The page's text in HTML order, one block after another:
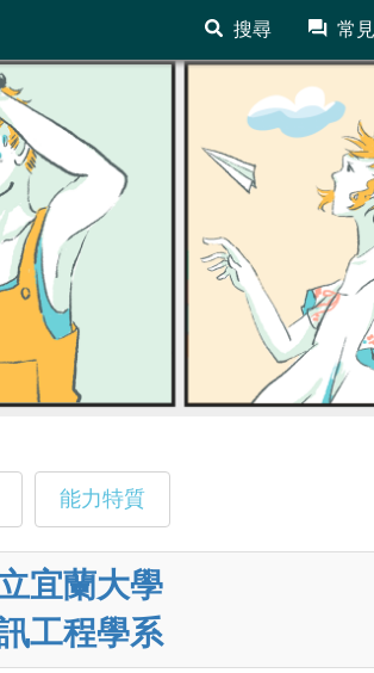
搜尋 常
能力特質
宜蘭大學
工程學系